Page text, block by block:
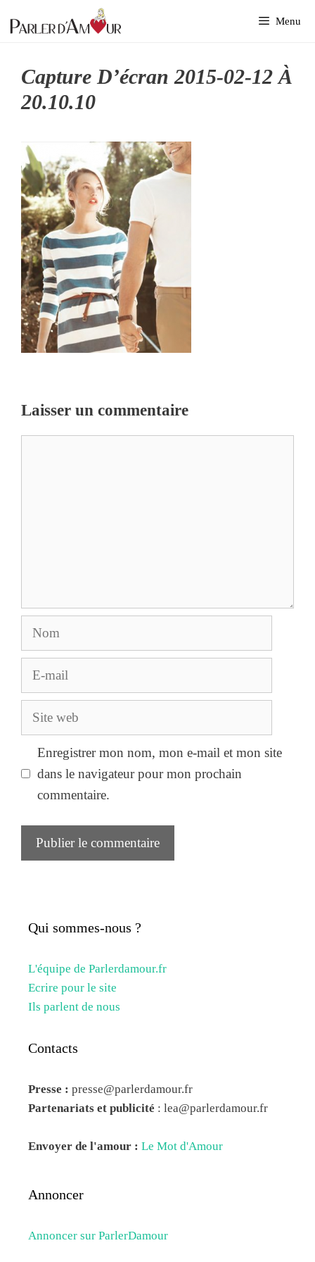
au
Menu
Capture D’écran 2015-02-12 À
20.10.10
Laisser un commentaire
Nom
E-
Site
Enregistrer mon nom, mon e-mail et mon site
dans le navigateur pour mon prochain
commentaire.
Qui sommes-nous ?
L'équipe de Parlerdamour.fr
Ecrire pour le site
Ils parlent de nous
Contacts
Presse : presse@parlerdamour.fr
Partenariats et publicité : lea@parlerdamour.fr
Envoyer de l'amour : Le Mot d'Amour
Annoncer
Annoncer sur ParlerDamour